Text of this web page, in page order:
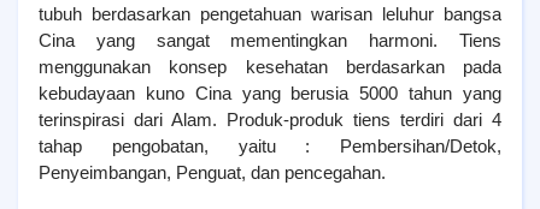
tubuh berdasarkan pengetahuan warisan leluhur bangsa
Cina yang sangat mementingkan harmoni. Tiens
menggunakan konsep kesehatan berdasarkan pada
kebudayaan kuno Cina yang berusia 5000 tahun yang
terinspirasi dari Alam. Produk-produk tiens terdiri dari 4
tahap pengobatan, yaitu : Pembersihan/Detok,
Penyeimbangan, Penguat, dan pencegahan.